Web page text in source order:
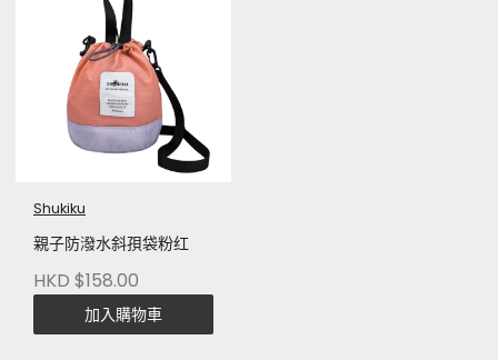
Shukiku
親子防潑水斜孭袋粉红
HKD $158.00
加入購物車